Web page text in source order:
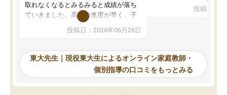
取れなくなるとみるみると成績が落ち
ていきました。高校の進度が早く、子
供も家に帰って勉強の話すると嫌な反
応を示します。東大先生にお願いして
れるので、親としても安心です。毎日
使える自習室とかもあり、わからない
ところがあれば先生が回答してくれる
のも重宝しています。
投稿日：2026年06月26日
で、当初は模試でD判定
自習室が毎日使えていつ
るのが心強かったよう
謝です。
投稿日：
東大先生｜現役東大生によるオンライン家庭教師・
個別指導の口コミをもっとみる